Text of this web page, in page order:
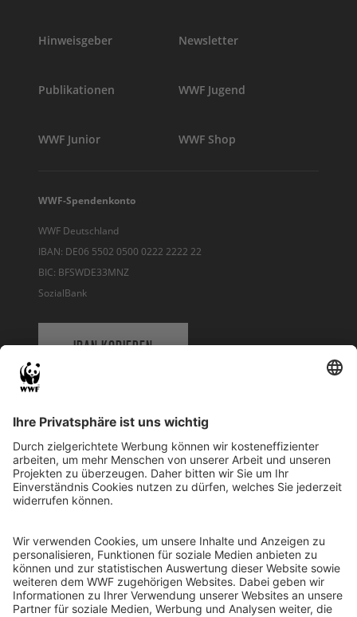
Hinweisgeber Newsletter
Publikationen WWF Jugend
WWF Junior WWF Shop
WWF-Spendenkonto
WWF Deutschland
IBAN: DE06 5502 0500 0222 2222 22
BIC: BFSWDE33MNZ
SozialBank
IBAN KOPIEREN
WWF Deutschland
Reinhardtstr. 18
10117 Berlin
Ihre Spende kann steuerlich geltend gemacht werden
Registriert als Stiftung WWF Deutschland, Senatsverwaltung für
Justiz Berlin, Az: 3416/976/2